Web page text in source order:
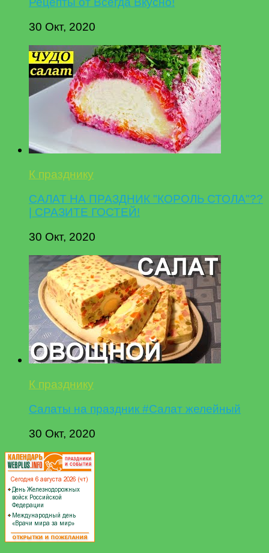
30 Окт, 2020
К празднику
САЛАТ НА ПРАЗДНИК "КОРОЛЬ СТОЛА"??
| СРАЗИТЕ ГОСТЕЙ!
30 Окт, 2020
К празднику
Салаты на праздник #Салат желейный
30 Окт, 2020